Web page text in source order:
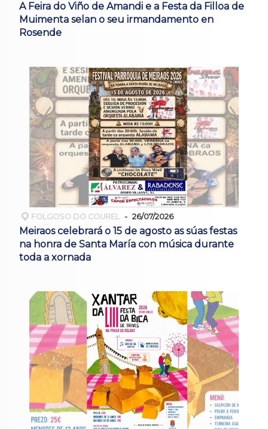
A Feira do Viño de Amandi e a Festa da Filloa de
Muimenta selan o seu irmandamento en
Rosende
FOLGOSO DO COUREL 26/07/2026
Meiraos celebrará o 15 de agosto as súas festas
na honra de Santa María con música durante
toda a xornada